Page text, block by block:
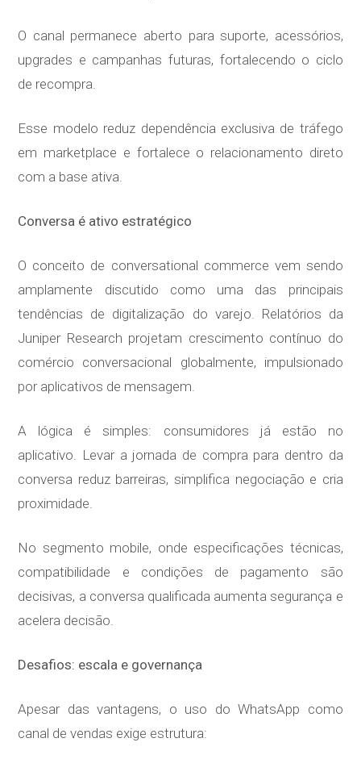
O canal permanece aberto para suporte, acessórios,
upgrades e campanhas futuras, fortalecendo o ciclo
de recompra.
Esse modelo reduz dependência exclusiva de tráfego
em marketplace e fortalece o relacionamento direto
com a base ativa.
Conversa é ativo estratégico
O conceito de conversational commerce vem sendo
amplamente discutido como uma das principais
tendências de digitalização do varejo. Relatórios da
Juniper Research projetam crescimento contínuo do
comércio conversacional globalmente, impulsionado
por aplicativos de mensagem.
A lógica é simples: consumidores já estão no
aplicativo. Levar a jornada de compra para dentro da
conversa reduz barreiras, simplifica negociação e cria
proximidade.
No segmento mobile, onde especificações técnicas,
compatibilidade e condições de pagamento são
decisivas, a conversa qualificada aumenta segurança e
acelera decisão.
Desafios: escala e governança
Apesar das vantagens, o uso do WhatsApp como
canal de vendas exige estrutura: